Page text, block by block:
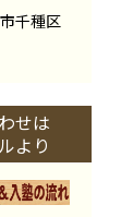
千種区
せは
より